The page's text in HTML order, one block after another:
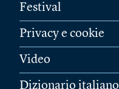
Festival
Privacy e cookie
Video
Dizionario italiano